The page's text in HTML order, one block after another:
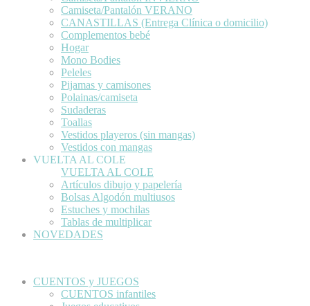
Camiseta/Pantalón VERANO
CANASTILLAS (Entrega Clínica o domicilio)
Complementos bebé
Hogar
Mono Bodies
Peleles
Pijamas y camisones
Polainas/camiseta
Sudaderas
Toallas
Vestidos playeros (sin mangas)
Vestidos con mangas
VUELTA AL COLE
VUELTA AL COLE
Artículos dibujo y papelería
Bolsas Algodón multiusos
Estuches y mochilas
Tablas de multiplicar
NOVEDADES
CUENTOS y JUEGOS
CUENTOS infantiles